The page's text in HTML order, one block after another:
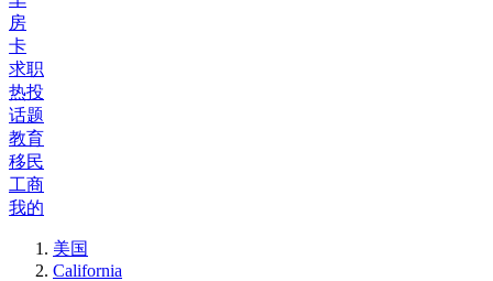
房
卡
求职
热投
话题
教育
移民
工商
我的
美国
California